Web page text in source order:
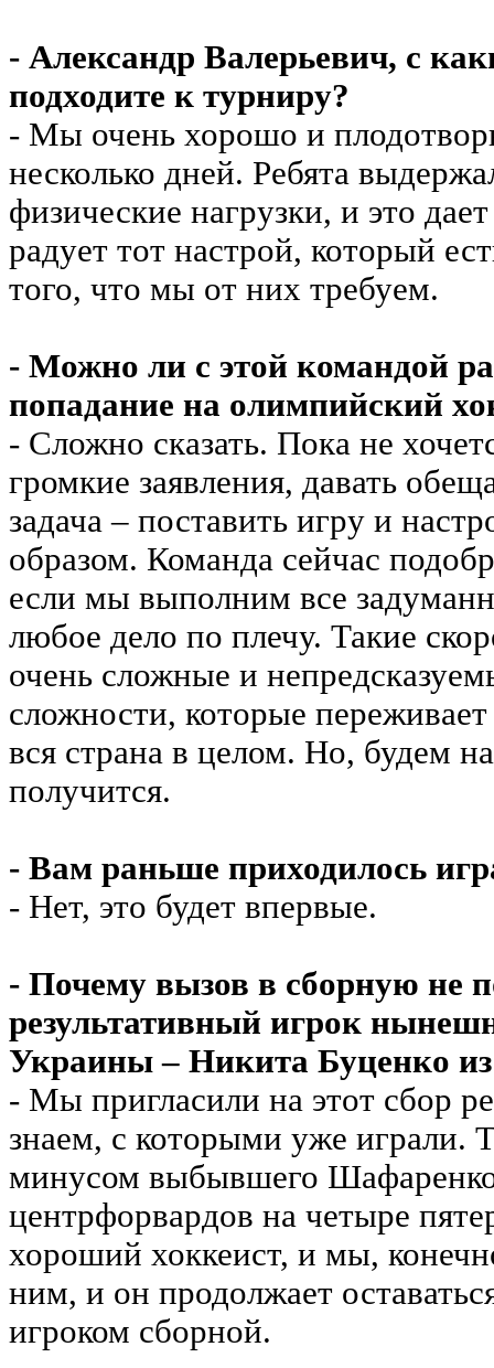
- Александр Валерьевич, с
подходите к турниру?
- Мы очень хорошо и
несколько дней. Ребята
физические нагрузки, и это
радует тот настрой, который
того, что мы от них требуем.
- Можно ли с этой командой
попадание на олимпийский
- Сложно сказать. Пока не
громкие заявления, давать
задача – поставить игру и
образом. Команда сейчас
если мы выполним все
любое дело по плечу. Такие
очень сложные и
сложности, которые
вся страна в целом. Но, будем
получится.
- Вам раньше приходилось
- Нет, это будет впервые.
- Почему вызов в сборную не
результативный игрок
Украины – Никита Буценко
- Мы пригласили на этот сбор
знаем, с которыми уже играли.
минусом выбывшего
центрфорвардов на четыре
хороший хоккеист, и мы,
ним, и он продолжает
игроком сборной.